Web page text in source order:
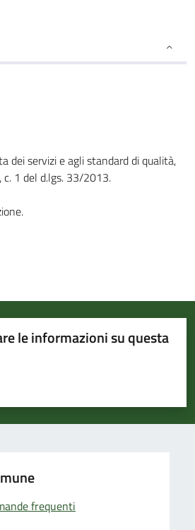
dei servizi e agli standard di qualità,
1 del d.lgs. 33/2013.
le informazioni su questa
5 stelle su 5
su 5
su 5
frequenti